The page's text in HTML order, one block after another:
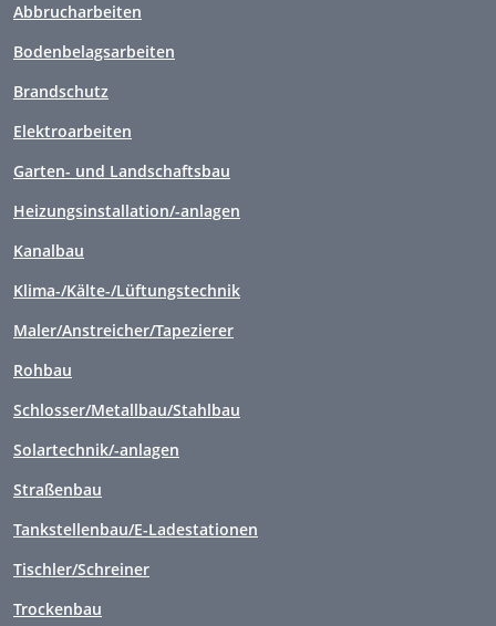
Abbrucharbeiten
Bodenbelagsarbeiten
Brandschutz
Elektroarbeiten
Garten- und Landschaftsbau
Heizungsinstallation/-anlagen
Kanalbau
Klima-/Kälte-/Lüftungstechnik
Maler/Anstreicher/Tapezierer
Rohbau
Schlosser/Metallbau/Stahlbau
Solartechnik/-anlagen
Straßenbau
Tankstellenbau/E-Ladestationen
Tischler/Schreiner
Trockenbau